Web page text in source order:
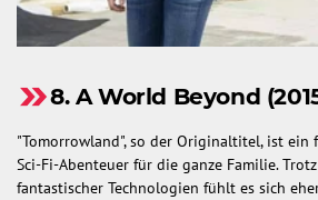
8. A World Beyond
"Tomorrowland", so der Originaltitel, ist ein
Sci-Fi-Abenteuer für die ganze Familie.
fantastischer Technologien fühlt es sich